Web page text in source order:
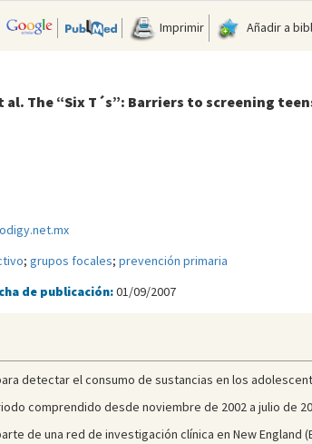
Imprimir Añadir a
al. The “Six T´s”: Barriers to screening
; grupos focales; prevención primaria
de publicación:01/09/2007
detectar el consumo de sustancias en los
comprendido desde noviembre de 2002 a julio de
de una red de investigación clínica en New England